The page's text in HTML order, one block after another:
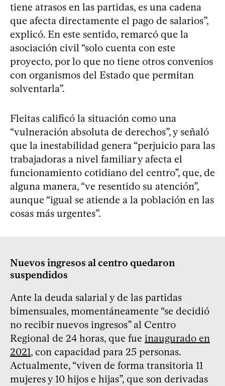
tiene atrasos en las partidas, es una cadena
que afecta directamente el pago de salarios”,
explicó. En este sentido, remarcó que la
asociación civil “solo cuenta con este
proyecto, por lo que no tiene otros convenios
con organismos del Estado que permitan
solventarla”.
Fleitas calificó la situación como una
“vulneración absoluta de derechos”, y señaló
que la inestabilidad genera “perjuicio para las
trabajadoras a nivel familiar y afecta el
funcionamiento cotidiano del centro”, que, de
alguna manera, “ve resentido su atención”,
aunque “igual se atiende a la población en las
cosas más urgentes”.
Nuevos ingresos al centro quedaron
suspendidos
Ante la deuda salarial y de las partidas
bimensuales, momentáneamente “se decidió
no recibir nuevos ingresos” al Centro
Regional de 24 horas, que fue inaugurado en
2021, con capacidad para 25 personas.
Actualmente, “viven de forma transitoria 11
mujeres y 10 hijos e hijas”, que son derivadas